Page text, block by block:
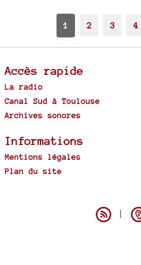
1 2 3 4
Accès rapide
La radio
Canal Sud à Toulouse
Archives sonores
Informations
Mentions légales
Plan du site
|